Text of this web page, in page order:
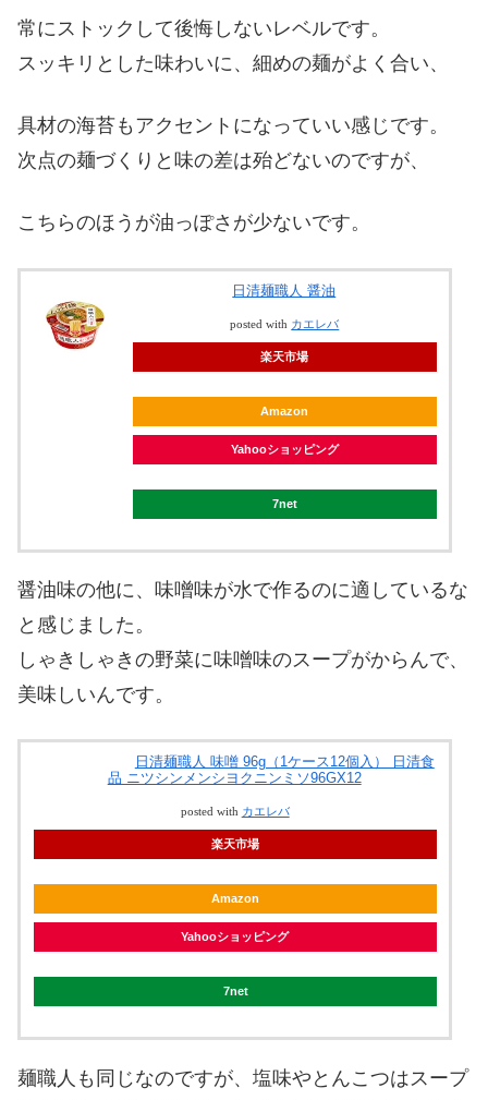
常にストックして後悔しないレベルです。
スッキリとした味わいに、細めの麺がよく合い、
具材の海苔もアクセントになっていい感じです。
次点の麺づくりと味の差は殆どないのですが、
こちらのほうが油っぽさが少ないです。
日清麺職人 醤油
posted with カエレバ
楽天市場
Amazon
Yahooショッピング
7net
醤油味の他に、味噌味が水で作るのに適しているな
と感じました。
しゃきしゃきの野菜に味噌味のスープがからんで、
美味しいんです。
日清麺職人 味噌 96g（1ケース12個入） 日清食
品 ニツシンメンシヨクニンミソ96GX12
posted with カエレバ
楽天市場
Amazon
Yahooショッピング
7net
麺職人も同じなのですが、塩味やとんこつはスープ